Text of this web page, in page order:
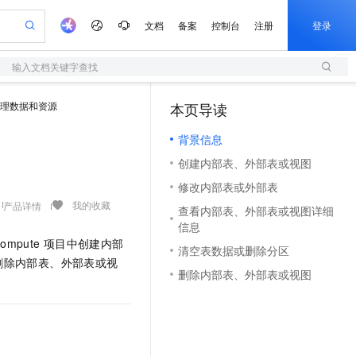
文档 备案 控制台 注册 登录
输入文档关键字查找
数据和资源
产品详情 我的收藏
项目中创建内部
内部表、外部表或视
本页导读
背景信息
创建内部表、外部表或视图
修改内部表或外部表
查看内部表、外部表或视图详细
信息
清空表数据或删除分区
删除内部表、外部表或视图
平台百炼
频生成
1.1-T2V
腻的高质量视频
语音识别与合成
Qwen3-TTS-Flash
能体编程平台
轻量应用服务器
数字证书管理服务（原SSL证书）
实现全站HTTPS，呈现可信的WEB访问
短信服务
大数据开发治理平台 DataWorks
通过阿里云百炼高效搭建AI应用,助力高效开发
企业门户网站
Agency Agents：拥有专属领域专家
HappyHorse 打造一站式影视创作平台
漫剧工坊：一站式动画创作平台
10 分钟搭建微信、支付宝小程序
成，高效打造优质广告素材
AI 活动
AI 生产力先锋
先锋实践拓展 AI 生产力的边界
飞天发布时刻
所见，即是所愿
AI 实训营
创新加速
阿里云 OPC 创新助力计划
Token 补贴，五大权
益加速 OPC 成功
专业服务
公司注册
上云迁移
代维服务
计划
Alibaba Cloud ISV 合作
服务伙伴合作计划
Al MaaS 服务伙伴赋能合作
伙伴信用分合作计划
更多支持
合作伙伴培训与认证
查询合作伙伴
登录合作伙伴管理后台
开发者社区
我要反馈
加入我们
校园招聘